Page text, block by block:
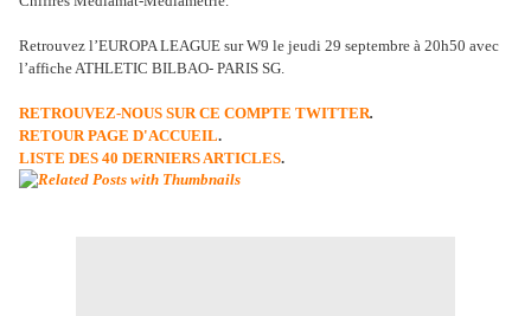
Retrouvez l’EUROPA LEAGUE sur W9 le jeudi 29 septembre à 20h50 avec
l’affiche ATHLETIC BILBAO- PARIS SG.
RETROUVEZ-NOUS SUR CE COMPTE TWITTER.
RETOUR PAGE D'ACCUEIL.
LISTE DES 40 DERNIERS ARTICLES.